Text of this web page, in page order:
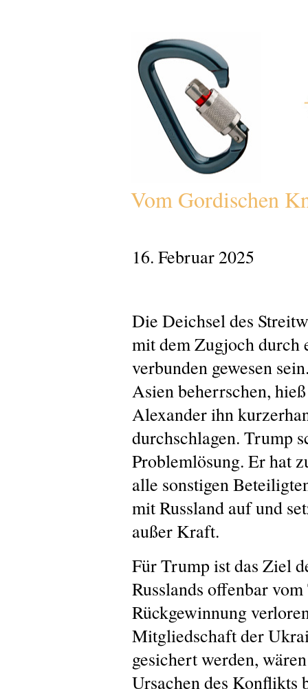
Vom Gordischen
16. Februar 2025
Die Deichsel des
mit dem Zugjoch
verbunden gewesen
Asien beherrschen,
Alexander ihn
durchschlagen. Trump
Problemlösung. Er hat
alle sonstigen
mit Russland auf und
außer Kraft.
Für Trump ist das Ziel
Russlands offenbar
Rückgewinnung
Mitgliedschaft der
gesichert werden,
Ursachen des